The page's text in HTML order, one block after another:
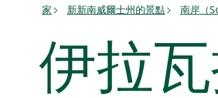
家 新新南威爾士州的景點 南岸（
伊拉